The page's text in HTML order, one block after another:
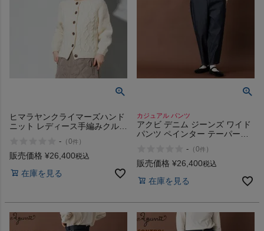
ヒマラヤンクライマーズハンド
ニット レディース手編みクルー
CLIMBERS HANDKNIT
- （0件 ）
販売価格 ¥26,400税込
在庫を見る
カジュアル パンツ
アクビ デニム ジーンズ ワイド
パンツ ペインター テーパード
ー ワイド ワイドシルエット オ
シャレ Aquvii CONTROL
WALLWORTH aq520
- （0件 ）
販売価格 ¥26,400税込
在庫を見る